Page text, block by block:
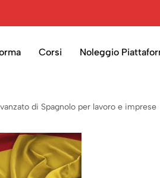
Corsi Noleggio
di Spagnolo per lavoro e imprese